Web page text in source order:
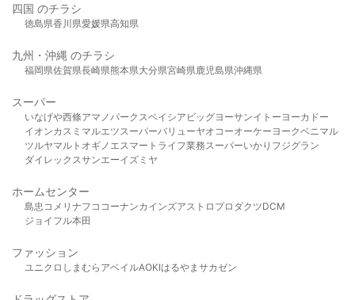
四国 のチラシ
徳島県香川県愛媛県高知県
九州・沖縄 のチラシ
福岡県佐賀県長崎県熊本県大分県宮崎県鹿児島県沖縄県
スーパー
いなげや西條アマノパークスベイシア ビッグヨーサンイトーヨーカドー
イオンカスミ マルエツスーパーバリューヤオコーオーケー ヨークベニマル
ツルヤマルト オギノ エスマート ライフ業務スーパーいかり フジグラン
ダイレックスサンエーイズミヤ
ホームセンター
島忠 コメリ ナフコ コーナンカインズアストロプロダクツDCM
ジョイフル本田
ファッション
ユニクロ しまむら アベイルAOKIはるやま サカゼン